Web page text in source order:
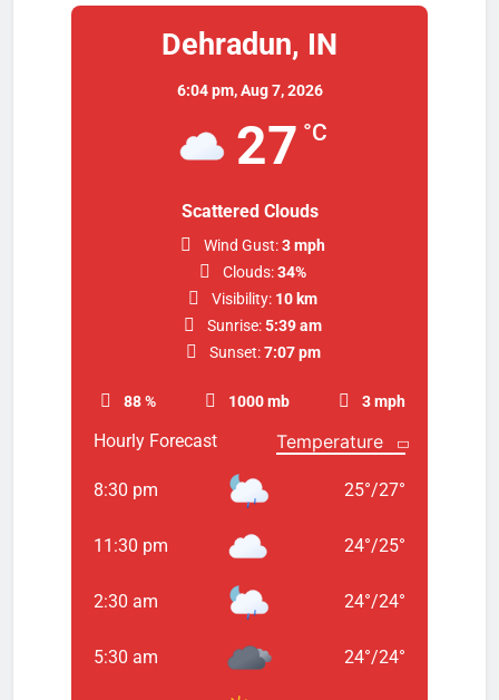
Dehradun, IN
6:04 pm,Aug 7, 2026
27 °C
Scattered Clouds
88 % 1000 mb 3 mph
Wind Gust:3 mph
Clouds:34%
Visibility: 10 km
Sunrise:5:39 am
Sunset: 7:07 pm
Hourly Forecast
8:30 pm 25°/27°
11:30 pm 24°/25°
2:30 am 24°/24°
5:30 am 24°/24°